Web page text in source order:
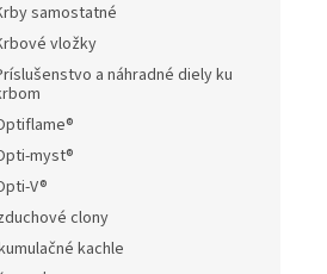
samostatné
vložky
a náhradné diely ku
myst®
V®
clony
kachle